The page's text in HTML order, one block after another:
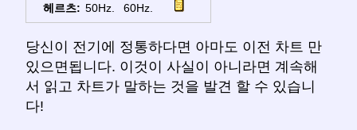
헤르츠: 50Hz. 60Hz.
당신이 전기에 정통하다면 아마도 이전 차트 만
있으면됩니다. 이것이 사실이 아니라면 계속해
서 읽고 차트가 말하는 것을 발견 할 수 있습니
다!